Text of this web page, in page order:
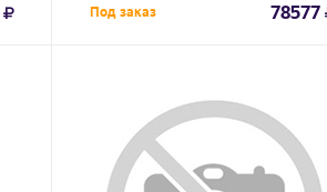
Под заказ 78577